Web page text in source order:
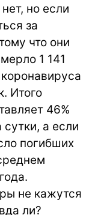
но если
за
что они
1 141
Итого
46%
а если
погибших
не кажутся
ли?